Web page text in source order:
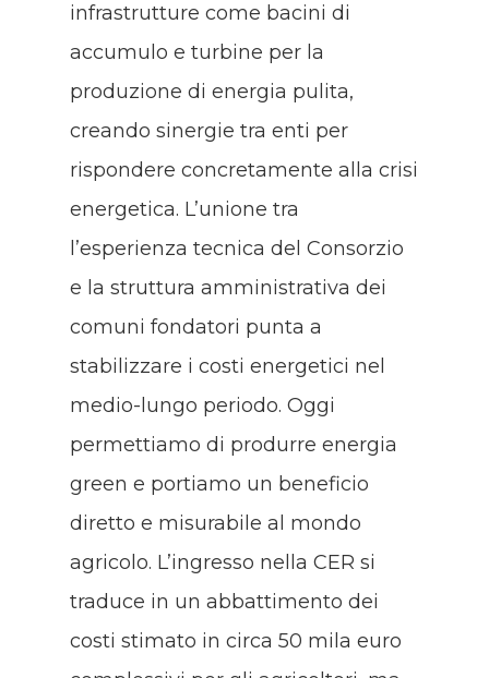
infrastrutture come bacini di
accumulo e turbine per la
produzione di energia pulita,
creando sinergie tra enti per
rispondere concretamente alla crisi
energetica. L’unione tra
l’esperienza tecnica del Consorzio
e la struttura amministrativa dei
comuni fondatori punta a
stabilizzare i costi energetici nel
medio-lungo periodo. Oggi
permettiamo di produrre energia
green e portiamo un beneficio
diretto e misurabile al mondo
agricolo. L’ingresso nella CER si
traduce in un abbattimento dei
costi stimato in circa 50 mila euro